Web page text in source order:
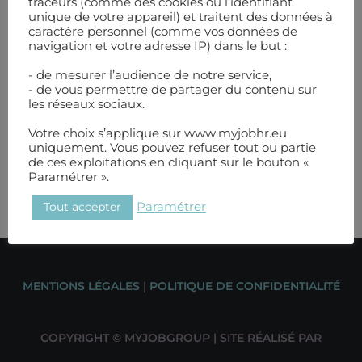
études économiques (Statec) a annoncé une
augmentation de 2,5% de l’indice. +2,5%
d’augmentation pour l’indice en […]
MENTIONS LÉGALES | POLITIQUE DE CONFIDENTIALITÉ
COPYRIGHT © MYJOBGROUP | SITE RÉALISÉ PAR
unique de votre appareil) et traitent des données à
caractère personnel (comme vos données de
navigation et votre adresse IP) dans le but :
- de mesurer l’audience de notre service,
- de vous permettre de partager du contenu sur
les réseaux sociaux.
Votre choix s’applique sur www.myjobhr.eu
uniquement. Vous pouvez refuser tout ou partie
de ces exploitations en cliquant sur le bouton «
Paramétrer ».
Tout accepter Paramétrer